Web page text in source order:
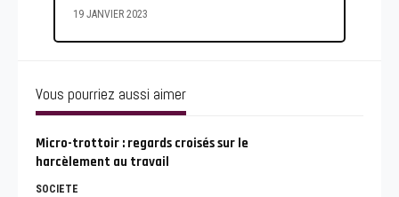
19 JANVIER 2023
Vous pourriez aussi aimer
Micro-trottoir : regards croisés sur le
harcèlement au travail
SOCIETE